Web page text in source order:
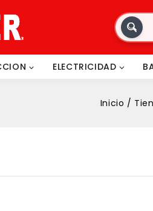
ELECTRICIDAD
Inicio /